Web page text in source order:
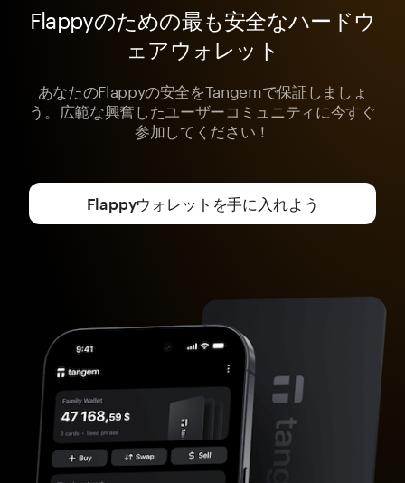
Flappyのための最も安全なハードウ
ェアウォレット
あなたのFlappyの安全をTangemで保証しましょ
う。広範な興奮したユーザーコミュニティに今すぐ
参加してください！
Flappyウォレットを手に入れよう